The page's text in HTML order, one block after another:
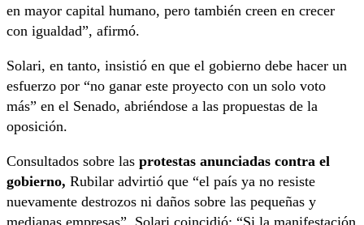
en mayor capital humano, pero también creen en crecer
con igualdad”, afirmó.
Solari, en tanto, insistió en que el gobierno debe hacer un
esfuerzo por “no ganar este proyecto con un solo voto
más” en el Senado, abriéndose a las propuestas de la
oposición.
Consultados sobre las protestas anunciadas contra el
gobierno, Rubilar advirtió que “el país ya no resiste
nuevamente destrozos ni daños sobre las pequeñas y